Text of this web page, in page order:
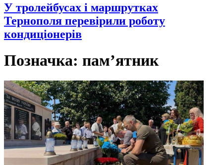
У тролейбусах і маршрутках
Тернополя перевірили роботу
кондиціонерів
Позначка: пам’ятник